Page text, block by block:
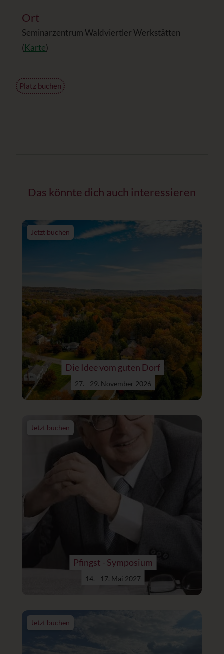
Ort
Seminarzentrum Waldviertler Werkstätten
(Karte)
Platz buchen
Das könnte dich auch interessieren
Jetzt buchen
Die Idee vom guten Dorf
27. - 29. November 2026
Jetzt buchen
Pfingst - Symposium
14. - 17. Mai 2027
Jetzt buchen